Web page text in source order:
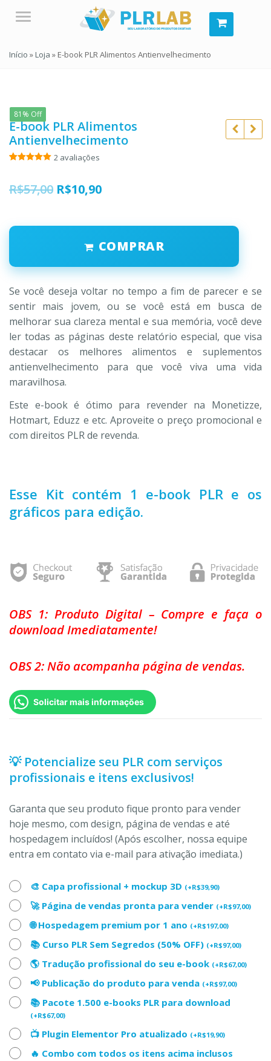
Menu
Início »Loja » E-book PLR Alimentos Antienvelhecimento
81% Off
E-book PLR Alimentos
Antienvelhecimento
de 5, com
baseado
2 avaliações
R$57,00 O
original
R$57,00.
R$10,90O
atual
é:
R$10,90.
COMPRAR
Se você deseja voltar no tempo a fim de parecer e se
sentir mais jovem, ou se você está em busca de
melhorar sua clareza mental e sua memória, você deve
ler todas as páginas deste relatório especial, que visa
destacar os melhores alimentos e suplementos
antienvelhecimento para que você viva uma vida
maravilhosa.
Este e-book é ótimo para revender na Monetizze,
Hotmart, Eduzz e etc. Aproveite o preço promocional e
com direitos PLR de revenda.
Esse Kit contém 1 e-book PLR e os
gráficos para edição.
OBS 1: Produto Digital – Compre e faça o
download Imediatamente!
OBS 2: Não acompanha página de vendas.
Solicitar mais informações
💡 Potencialize seu PLR com serviços
profissionais e itens exclusivos!
Garanta que seu produto fique pronto para vender
hoje mesmo, com design, página de vendas e até
hospedagem incluídos! (Após escolher, nossa equipe
entra em contato via e-mail para ativação imediata.)
🎨 Capa profissional + mockup 3D (+R$39,90)
🚀 Página de vendas pronta para vender (+R$97,00)
🌐 Hospedagem premium por 1 ano (+R$197,00)
📚 Curso PLR Sem Segredos (50% OFF) (+R$97,00)
🌎 Tradução profissional do seu e-book (+R$67,00)
📢 Publicação do produto para venda (+R$97,00)
📚 Pacote 1.500 e-books PLR para download
(+R$67,00)
📺 Plugin Elementor Pro atualizado (+R$19,90)
🔥 Combo com todos os itens acima inclusos